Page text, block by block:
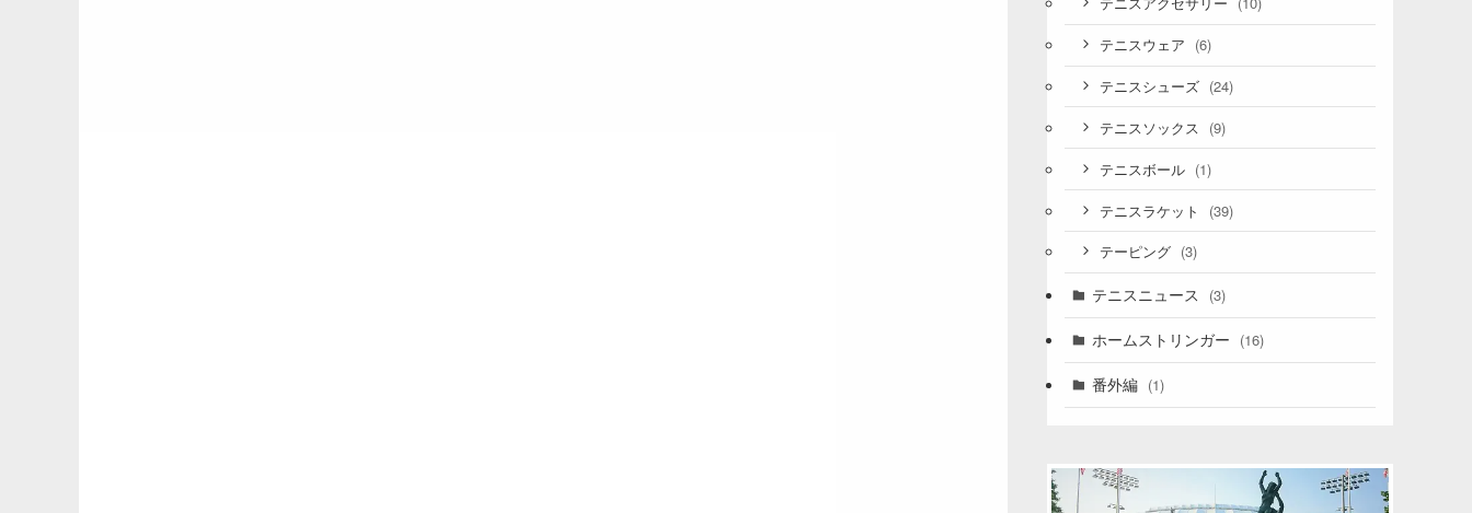
テニスウェア (6)
テニスシューズ (24)
テニスソックス (9)
テニスボール (1)
テニスラケット (39)
テーピング (3)
テニスニュース (3)
ホームストリンガー (16)
番外編 (1)